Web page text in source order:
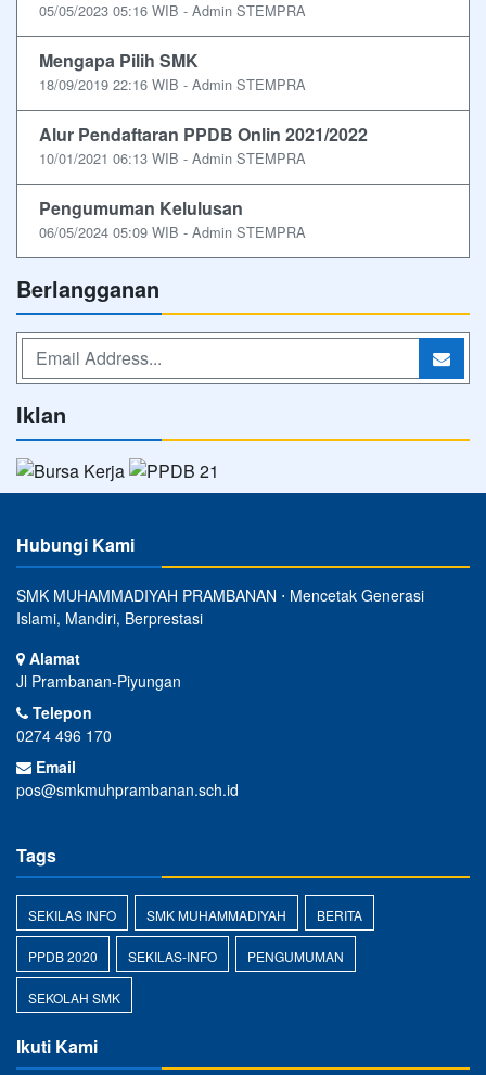
05/05/2023 05:16 WIB - Admin STEMPRA
Mengapa Pilih SMK
18/09/2019 22:16 WIB - Admin STEMPRA
Alur Pendaftaran PPDB Onlin 2021/2022
10/01/2021 06:13 WIB - Admin STEMPRA
Pengumuman Kelulusan
06/05/2024 05:09 WIB - Admin STEMPRA
Berlangganan
Iklan
Hubungi Kami
SMK MUHAMMADIYAH PRAMBANAN ⋅ Mencetak Generasi
Islami, Mandiri, Berprestasi
Alamat
Jl Prambanan-Piyungan
Telepon
0274 496 170
Email
pos@smkmuhprambanan.sch.id
Tags
SEKILAS INFO SMK MUHAMMADIYAH BERITA
PPDB 2020 SEKILAS-INFO PENGUMUMAN
SEKOLAH SMK
Ikuti Kami